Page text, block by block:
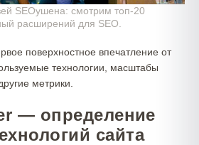
SEOушена: смотрим топ-20
расширений для SEO.
поверхностное впечатление от
технологии, масштабы
метрики.
— определение
сайта